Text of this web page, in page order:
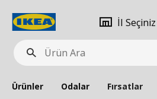
Ürün
Ara
İl Seçiniz
Ürünler Odalar Fırsatlar